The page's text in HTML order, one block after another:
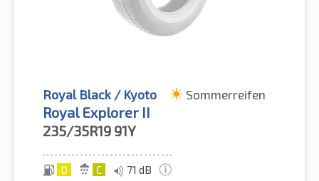
Royal Black / Kyoto Sommerreifen
Royal Explorer II
235/35R19 91Y
D C 71 dB